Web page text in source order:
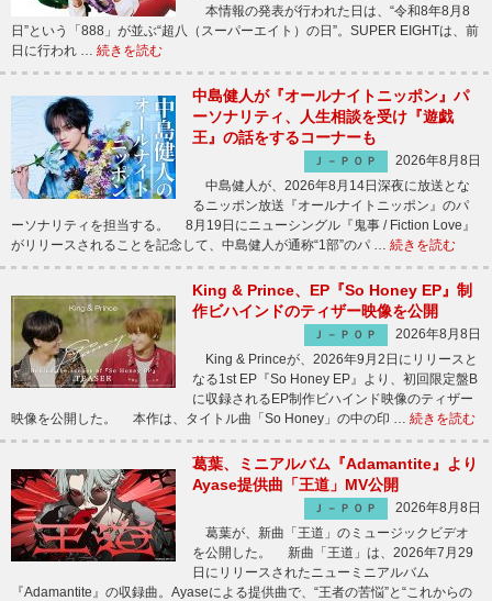
本情報の発表が行われた日は、“令和8年8月8
日”という「888」が並ぶ“超八（スーパーエイト）の日”。SUPER EIGHTは、前
日に行われ … 続きを読む
中島健人が『オールナイトニッポン』パ
ーソナリティ、人生相談を受け『遊戯
王』の話をするコーナーも
Ｊ－ＰＯＰ
2026年8月8日
中島健人が、2026年8月14日深夜に放送とな
るニッポン放送『オールナイトニッポン』のパ
ーソナリティを担当する。 8月19日にニューシングル『鬼事 / Fiction Love』
がリリースされることを記念して、中島健人が通称“1部”のパ … 続きを読む
King & Prince、EP『So Honey EP』制
作ビハインドのティザー映像を公開
Ｊ－ＰＯＰ
2026年8月8日
King & Princeが、2026年9月2日にリリースと
なる1st EP『So Honey EP』より、初回限定盤B
に収録されるEP制作ビハインド映像のティザー
映像を公開した。 本作は、タイトル曲「So Honey」の中の印 … 続きを読む
葛葉、ミニアルバム『Adamantite』より
Ayase提供曲「王道」MV公開
Ｊ－ＰＯＰ
2026年8月8日
葛葉が、新曲「王道」のミュージックビデオ
を公開した。 新曲「王道」は、2026年7月29
日にリリースされたニューミニアルバム
『Adamantite』の収録曲。Ayaseによる提供曲で、“王者の苦悩”と“これからの